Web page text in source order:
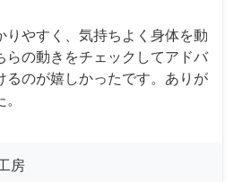
りやすく、気持ちよく身体を動
らの動きをチェックしてアドバ
るのが嬉しかったです。ありが
房